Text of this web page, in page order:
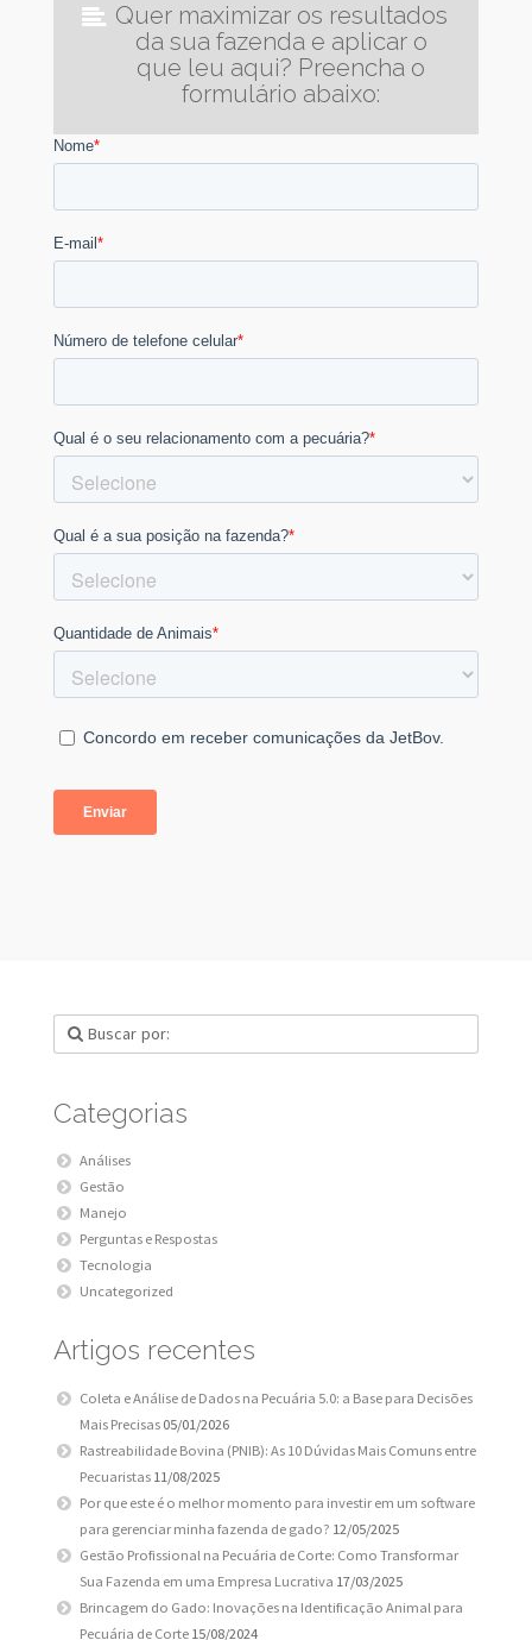
Quer maximizar os resultados
da sua fazenda e aplicar o
que leu aqui? Preencha o
formulário abaixo:
Categorias
Análises
Gestão
Manejo
Perguntas e Respostas
Tecnologia
Uncategorized
Artigos recentes
Coleta e Análise de Dados na Pecuária 5.0: a Base para Decisões
Mais Precisas 05/01/2026
Rastreabilidade Bovina (PNIB): As 10 Dúvidas Mais Comuns entre
Pecuaristas 11/08/2025
Por que este é o melhor momento para investir em um software
para gerenciar minha fazenda de gado? 12/05/2025
Gestão Profissional na Pecuária de Corte: Como Transformar
Sua Fazenda em uma Empresa Lucrativa 17/03/2025
Brincagem do Gado: Inovações na Identificação Animal para
Pecuária de Corte 15/08/2024